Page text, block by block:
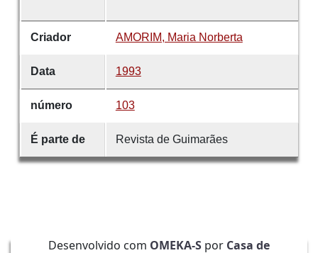
Criador AMORIM, Maria Norberta
Data 1993
número 103
É parte de Revista de Guimarães
Desenvolvido com OMEKA-S por Casa de